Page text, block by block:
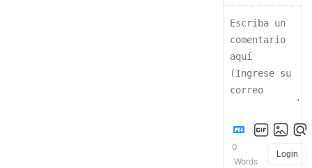
0
Words
Login